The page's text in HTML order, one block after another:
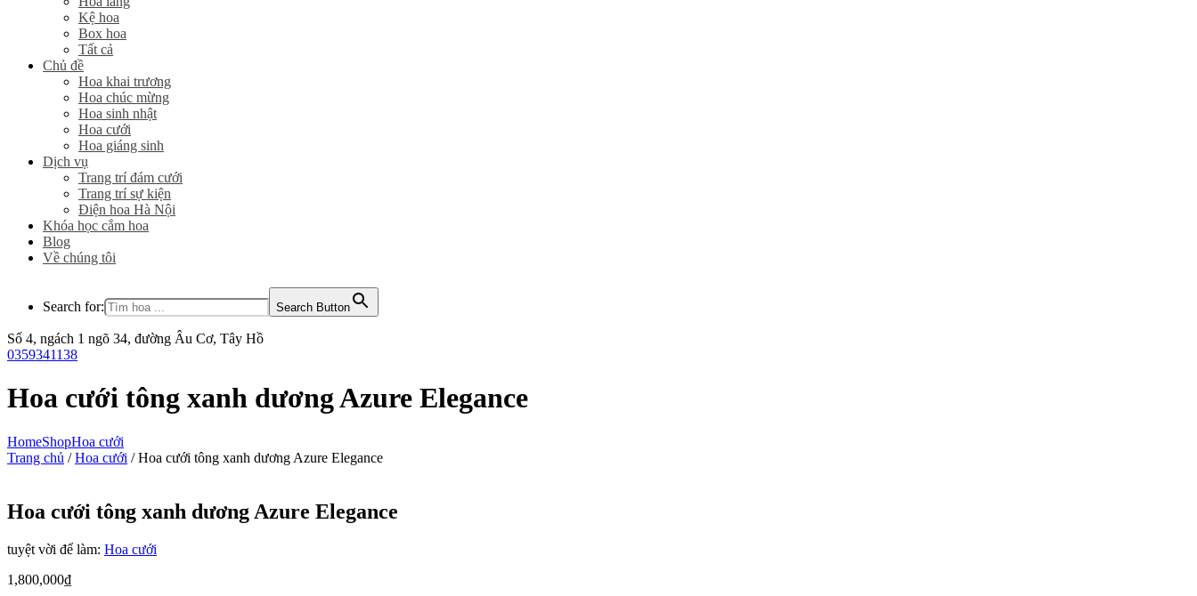
Kệ hoa
Box hoa
Tất cả
Chủ đề
Hoa khai trương
Hoa chúc mừng
Hoa sinh nhật
Hoa cưới
Hoa giáng sinh
Dịch vụ
Trang trí đám cưới
Trang trí sự kiện
Điện hoa Hà Nội
Khóa học cắm hoa
Blog
Về chúng tôi
Search for: Search Button
Số 4, ngách 1 ngõ 34, đường Âu Cơ, Tây Hồ
0359341138
Hoa cưới tông xanh dương Azure Elegance
HomeShopHoa cưới
Trang chủ /Hoa cưới / Hoa cưới tông xanh dương Azure Elegance
Hoa cưới tông xanh dương Azure Elegance
tuyệt vời để làm: Hoa cưới
1,800,000₫